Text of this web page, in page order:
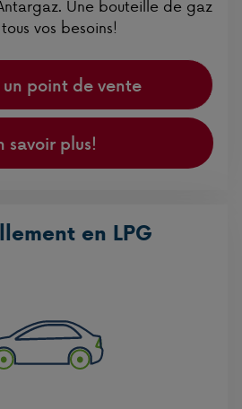
Une bouteille de gaz
vos besoins!
un point de vente
savoir plus!
en LPG